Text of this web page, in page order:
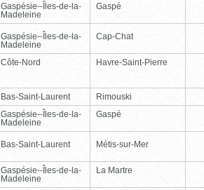
Gaspésie--Îles-de-la-
Madeleine
Gaspé
Gaspésie--Îles-de-la-
Madeleine
Cap-Chat
Côte-Nord Havre-Saint-Pierre
Bas-Saint-Laurent
Rimouski
Gaspésie--Îles-de-la-
Madeleine
Gaspé
Bas-Saint-Laurent Métis-sur-Mer
Gaspésie--Îles-de-la-
Madeleine
La Martre